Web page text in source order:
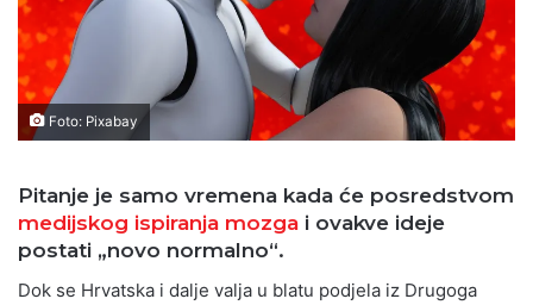
Foto: Pixabay
Pitanje je samo vremena kada će posredstvom
medijskog ispiranja mozga i ovakve ideje
postati „novo normalno“.
Dok se Hrvatska i dalje valja u blatu podjela iz Drugoga